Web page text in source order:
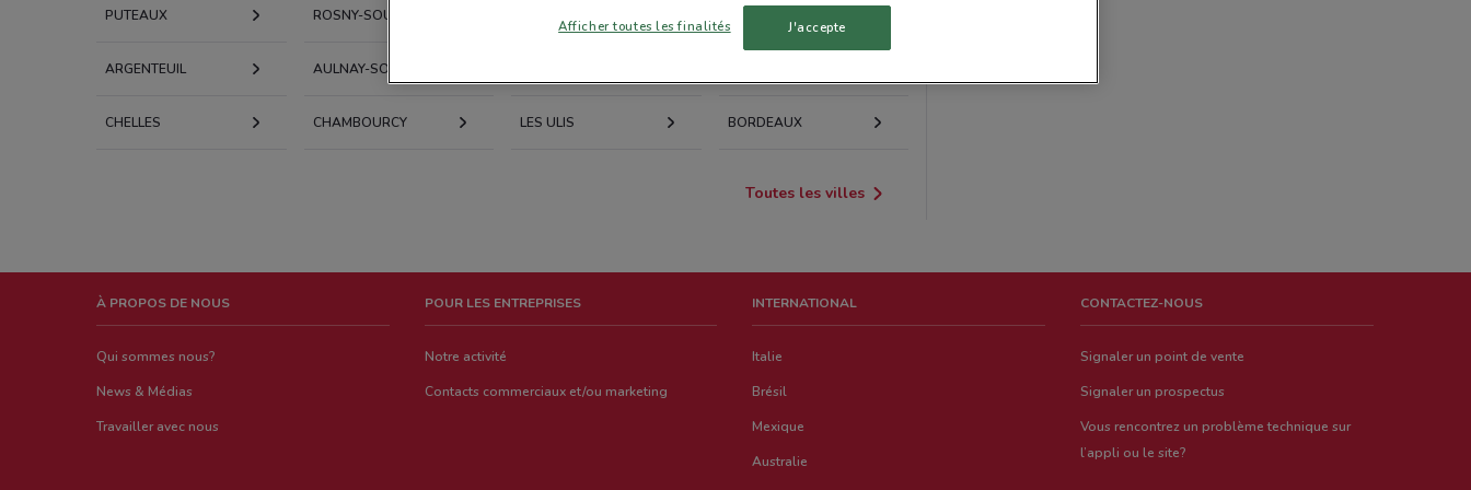
PUTEAUX ROSNY-SOUS-BOIS
ARGENTEUIL AULNAY-SOUS-BOIS
CHELLES CHAMBOURCY LES ULIS BORDEAUX
Toutes les villes
À PROPOS DE NOUS
Qui sommes nous?
News & Médias
Travailler avec nous
POUR LES ENTREPRISES
Notre activité
Contacts commerciaux et/ou marketing
INTERNATIONAL
Italie
Brésil
Mexique
Australie
CONTACTEZ-NOUS
Signaler un point de vente
Signaler un prospectus
Vous rencontrez un problème technique sur
l’appli ou le site?
Afficher toutes les finalités J'accepte